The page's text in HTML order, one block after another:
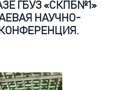
ГБУЗ «СКПБ№1»
НАУЧНО-